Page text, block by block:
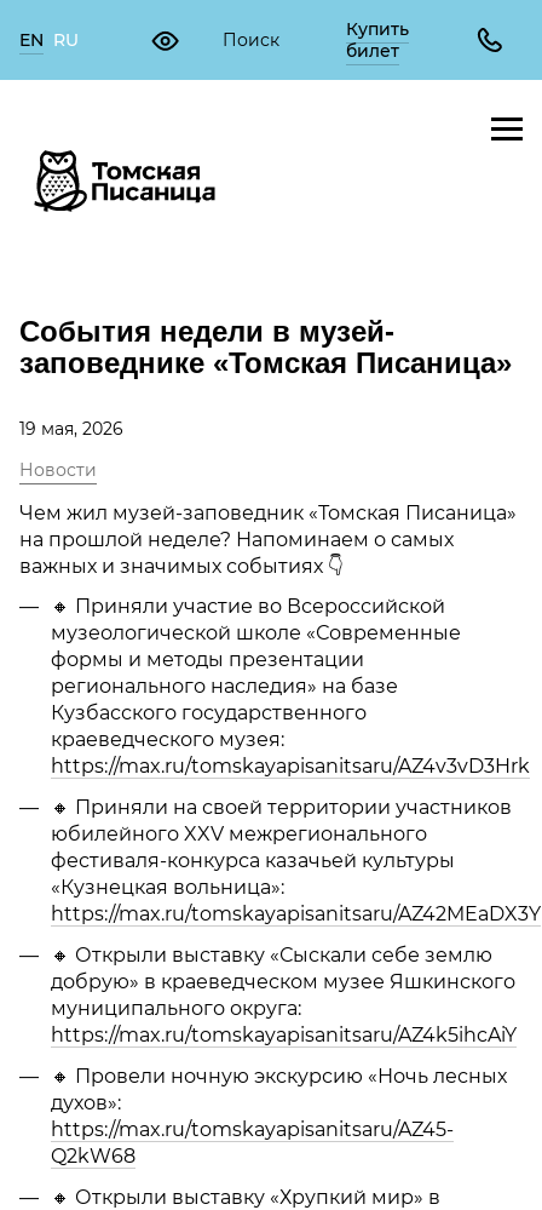
EN RU
Купить
билет
События недели в музей-
заповеднике «Томская Писаница»
19 мая, 2026
Новости
Чем жил музей-заповедник «Томская Писаница»
на прошлой неделе? Напоминаем о самых
важных и значимых событиях 👇
🔸 Приняли участие во Всероссийской
музеологической школе «Современные
формы и методы презентации
регионального наследия» на базе
Кузбасского государственного
краеведческого музея:
https://max.ru/tomskayapisanitsaru/AZ4v3vD3Hrk
🔸 Приняли на своей территории участников
юбилейного XXV межрегионального
фестиваля-конкурса казачьей культуры
«Кузнецкая вольница»:
https://max.ru/tomskayapisanitsaru/AZ42MEaDX3Y
🔸 Открыли выставку «Сыскали себе землю
добрую» в краеведческом музее Яшкинского
муниципального округа:
https://max.ru/tomskayapisanitsaru/AZ4k5ihcAiY
🔸 Провели ночную экскурсию «Ночь лесных
духов»:
https://max.ru/tomskayapisanitsaru/AZ45-
Q2kW68
🔸 Открыли выставку «Хрупкий мир» в